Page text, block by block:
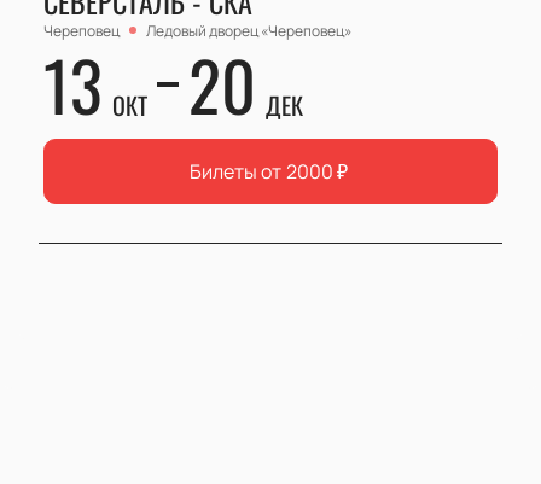
Череповец Ледовый дворец «Череповец»
13 ОКТ 20 ДЕК
Билеты от 2000₽